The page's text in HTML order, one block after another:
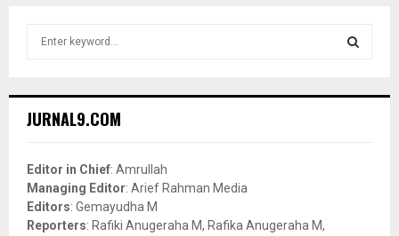
h
o
r
:
JURNAL9.COM
Editor in Chief: Amrullah
Managing Editor: Arief Rahman Media
Editors: Gemayudha M
Reporters: Rafiki Anugeraha M, Rafika Anugeraha M,